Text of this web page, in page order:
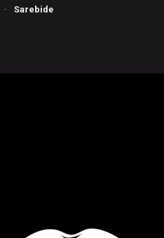
· Sarebide